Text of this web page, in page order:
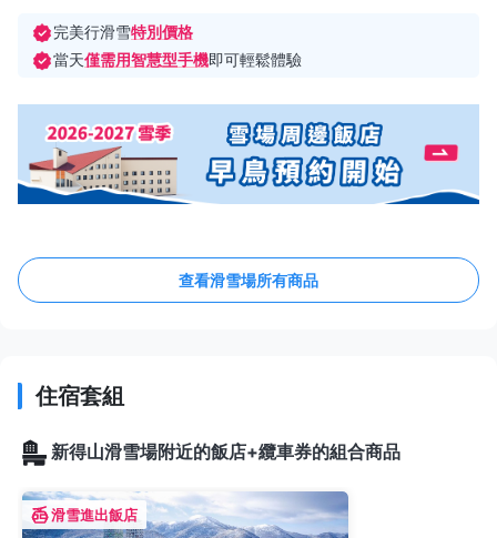
完美行滑雪特別價格
當天僅需用智慧型手機即可輕鬆體驗
查看滑雪場所有商品
住宿套組
新得山滑雪場附近的飯店+纜車券的組合商品
滑雪進出飯店